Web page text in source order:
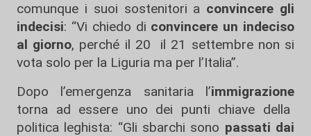
comunque i suoi sostenitori a convincere gli
indecisi: “Vi chiedo di convincere un indeciso
al giorno, perché il 20 il 21 settembre non si
vota solo per la Liguria ma per l’Italia”.
Dopo l’emergenza sanitaria l’immigrazione
torna ad essere uno dei punti chiave della
politica leghista: “Gli sbarchi sono passati dai